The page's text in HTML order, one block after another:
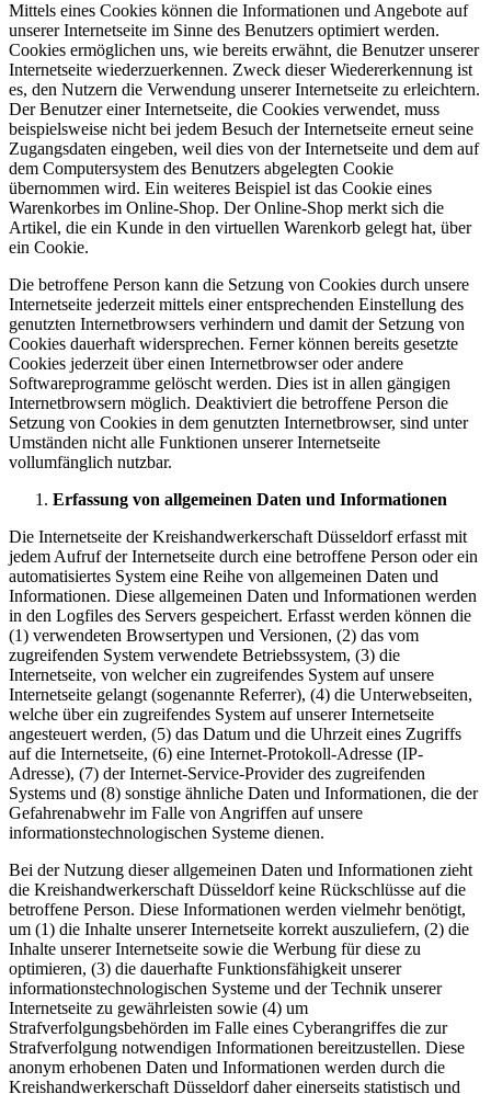
Mittels eines Cookies können die Informationen und Angebote auf
unserer Internetseite im Sinne des Benutzers optimiert werden.
Cookies ermöglichen uns, wie bereits erwähnt, die Benutzer unserer
Internetseite wiederzuerkennen. Zweck dieser Wiedererkennung ist
es, den Nutzern die Verwendung unserer Internetseite zu erleichtern.
Der Benutzer einer Internetseite, die Cookies verwendet, muss
beispielsweise nicht bei jedem Besuch der Internetseite erneut seine
Zugangsdaten eingeben, weil dies von der Internetseite und dem auf
dem Computersystem des Benutzers abgelegten Cookie
übernommen wird. Ein weiteres Beispiel ist das Cookie eines
Warenkorbes im Online-Shop. Der Online-Shop merkt sich die
Artikel, die ein Kunde in den virtuellen Warenkorb gelegt hat, über
ein Cookie.
Die betroffene Person kann die Setzung von Cookies durch unsere
Internetseite jederzeit mittels einer entsprechenden Einstellung des
genutzten Internetbrowsers verhindern und damit der Setzung von
Cookies dauerhaft widersprechen. Ferner können bereits gesetzte
Cookies jederzeit über einen Internetbrowser oder andere
Softwareprogramme gelöscht werden. Dies ist in allen gängigen
Internetbrowsern möglich. Deaktiviert die betroffene Person die
Setzung von Cookies in dem genutzten Internetbrowser, sind unter
Umständen nicht alle Funktionen unserer Internetseite
vollumfänglich nutzbar.
Erfassung von allgemeinen Daten und Informationen
Die Internetseite der Kreishandwerkerschaft Düsseldorf erfasst mit
jedem Aufruf der Internetseite durch eine betroffene Person oder ein
automatisiertes System eine Reihe von allgemeinen Daten und
Informationen. Diese allgemeinen Daten und Informationen werden
in den Logfiles des Servers gespeichert. Erfasst werden können die
(1) verwendeten Browsertypen und Versionen, (2) das vom
zugreifenden System verwendete Betriebssystem, (3) die
Internetseite, von welcher ein zugreifendes System auf unsere
Internetseite gelangt (sogenannte Referrer), (4) die Unterwebseiten,
welche über ein zugreifendes System auf unserer Internetseite
angesteuert werden, (5) das Datum und die Uhrzeit eines Zugriffs
auf die Internetseite, (6) eine Internet-Protokoll-Adresse (IP-
Adresse), (7) der Internet-Service-Provider des zugreifenden
Systems und (8) sonstige ähnliche Daten und Informationen, die der
Gefahrenabwehr im Falle von Angriffen auf unsere
informationstechnologischen Systeme dienen.
Bei der Nutzung dieser allgemeinen Daten und Informationen zieht
die Kreishandwerkerschaft Düsseldorf keine Rückschlüsse auf die
betroffene Person. Diese Informationen werden vielmehr benötigt,
um (1) die Inhalte unserer Internetseite korrekt auszuliefern, (2) die
Inhalte unserer Internetseite sowie die Werbung für diese zu
optimieren, (3) die dauerhafte Funktionsfähigkeit unserer
informationstechnologischen Systeme und der Technik unserer
Internetseite zu gewährleisten sowie (4) um
Strafverfolgungsbehörden im Falle eines Cyberangriffes die zur
Strafverfolgung notwendigen Informationen bereitzustellen. Diese
anonym erhobenen Daten und Informationen werden durch die
Kreishandwerkerschaft Düsseldorf daher einerseits statistisch und